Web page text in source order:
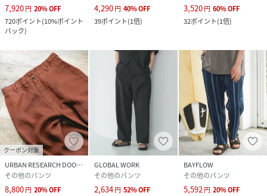
7,920円 20%OFF
720ポイント(10%ポイント
バック)
4,290円 40%OFF
39ポイント(1倍)
3,520円 60%OFF
32ポイント(1倍)
クーポン対象
URBAN RESEARCH DOORS
その他のパンツ
8,800円 20%OFF
GLOBAL WORK
その他のパンツ
2,634円 52%OFF
BAYFLOW
その他のパンツ
5,592円 20%OFF